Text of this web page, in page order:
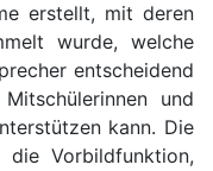
erstellt, mit deren
wurde, welche
entscheidend
und
kann. Die
die Vorbildfunktion,